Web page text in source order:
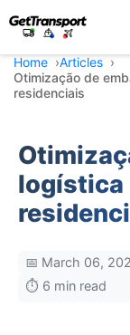
Home
Articles
Otimização de
residenciais
logística
📅 March 06,
⏱️ 6 min read